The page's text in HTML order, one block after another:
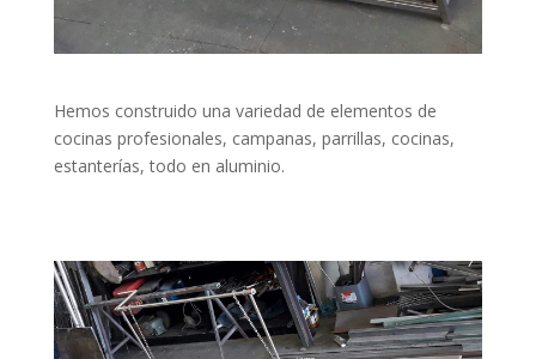
Hemos construido una variedad de elementos de
cocinas profesionales, campanas, parrillas, cocinas,
estanterías, todo en aluminio.